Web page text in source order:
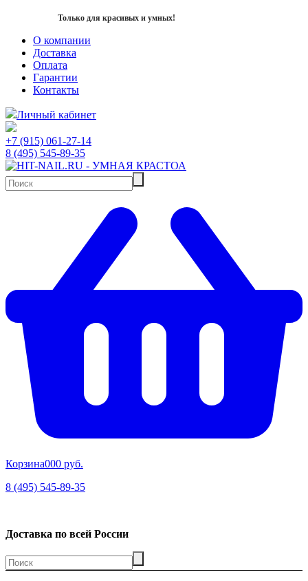
Только для красивых и умных!
О компании
Доставка
Оплата
Гарантии
Контакты
Личный кабинет
+7 (915) 061-27-14
8 (495) 545-89-35
Корзина000 руб.
8 (495) 545-89-35
Доставка по всей России